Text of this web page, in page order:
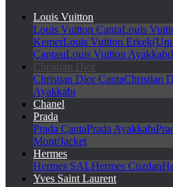
Louis Vuitton
Louis Vuitton ÇantaLouis
KemerLouis Vuitton
ÇantasıLouis Vuitton Ayakkabı
Christian Dior
Christian Dior ÇantaChristian
Ayakkabı
Chanel
Prada
Prada ÇantaPrada Ayakkabı
Mont/Jacket
Hermes
Hermes ŞALHermes Cüzdan
Yves Saint Laurent